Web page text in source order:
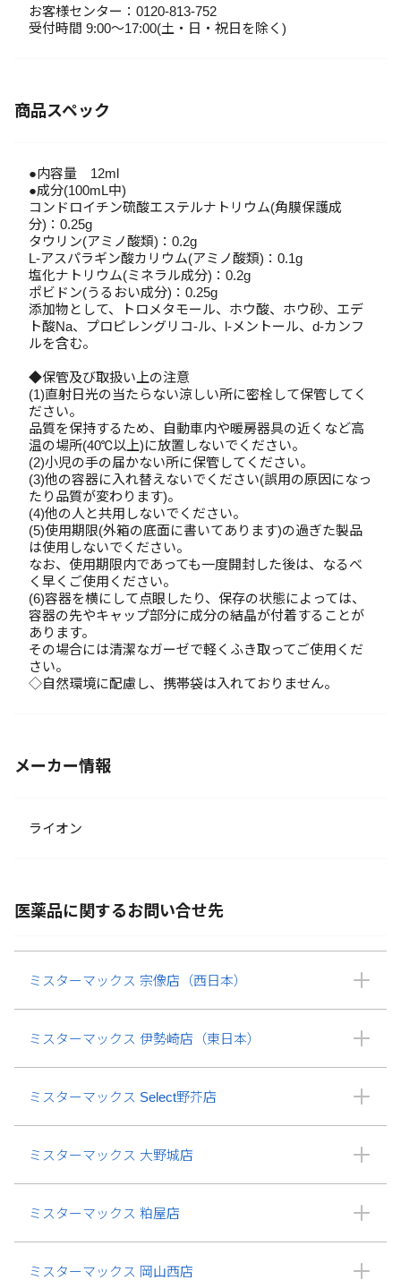
お客様センター：0120-813-752
受付時間 9:00～17:00(土・日・祝日を除く)
商品スペック
●内容量 12ml
●成分(100mL中)
コンドロイチン硫酸エステルナトリウム(角膜保護成
分)：0.25g
タウリン(アミノ酸類)：0.2g
L-アスパラギン酸カリウム(アミノ酸類)：0.1g
塩化ナトリウム(ミネラル成分)：0.2g
ポビドン(うるおい成分)：0.25g
添加物として、トロメタモール、ホウ酸、ホウ砂、エデ
ト酸Na、プロピレングリコ-ル、l-メントール、d-カンフ
ルを含む。
◆保管及び取扱い上の注意
(1)直射日光の当たらない涼しい所に密栓して保管してく
ださい。
品質を保持するため、自動車内や暖房器具の近くなど高
温の場所(40℃以上)に放置しないでください。
(2)小児の手の届かない所に保管してください。
(3)他の容器に入れ替えないでください(誤用の原因になっ
たり品質が変わります)。
(4)他の人と共用しないでください。
(5)使用期限(外箱の底面に書いてあります)の過ぎた製品
は使用しないでください。
なお、使用期限内であっても一度開封した後は、なるべ
く早くご使用ください。
(6)容器を横にして点眼したり、保存の状態によっては、
容器の先やキャップ部分に成分の結晶が付着することが
あります。
その場合には清潔なガーゼで軽くふき取ってご使用くだ
さい。
◇自然環境に配慮し、携帯袋は入れておりません。
メーカー情報
ライオン
医薬品に関するお問い合せ先
ミスターマックス 宗像店（西日本）
ミスターマックス 伊勢崎店（東日本）
ミスターマックス Select野芥店
ミスターマックス 大野城店
ミスターマックス 粕屋店
ミスターマックス 岡山西店